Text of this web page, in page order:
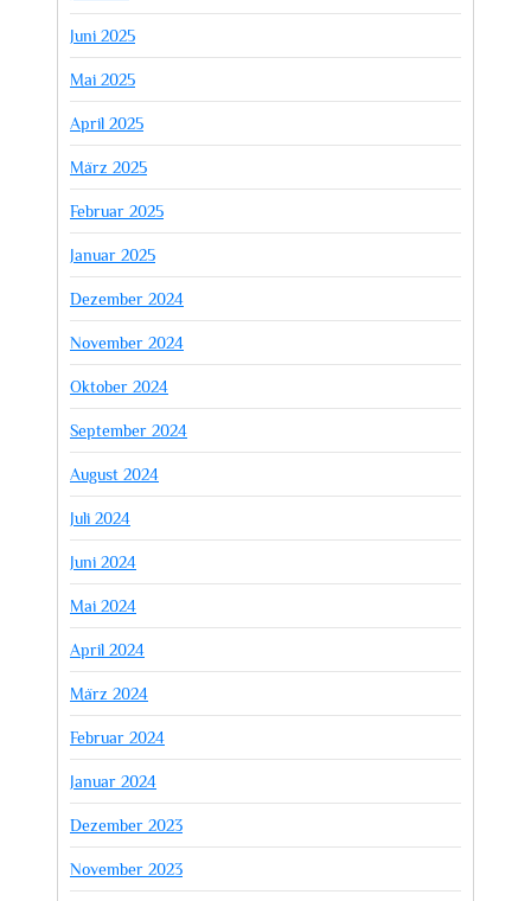
Juni 2025
Mai 2025
April 2025
März 2025
Februar 2025
Januar 2025
Dezember 2024
November 2024
Oktober 2024
September 2024
August 2024
Juli 2024
Juni 2024
Mai 2024
April 2024
März 2024
Februar 2024
Januar 2024
Dezember 2023
November 2023